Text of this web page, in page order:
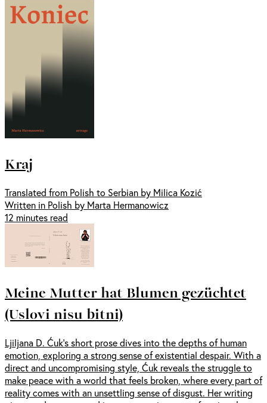
Kraj
Translated from Polish to Serbian by Milica Kozić
Written in Polish by Marta Hermanowicz
12 minutes read
Meine Mutter hat Blumen gezüchtet
(Uslovi nisu bitni)
Ljiljana D. Ćuk’s short prose dives into the depths of human
emotion, exploring a strong sense of existential despair. With a
direct and uncompromising style, Ćuk reveals the struggle to
make peace with a world that feels broken, where every part of
reality comes with an unsettling sense of disgust. Her writing